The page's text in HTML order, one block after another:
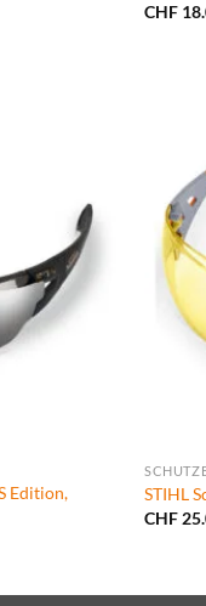
CHF
Edition,
STIHL
CHF